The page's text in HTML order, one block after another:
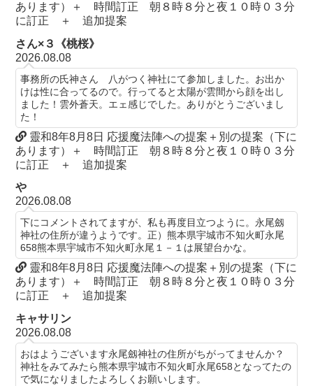
あります）＋ 時間訂正 朝８時８分と夜１０時０３分
に訂正 ＋ 追加提案
さん×３《桃桜》
2026.08.08
事務所の氏神さん 八がつく神社にて参加しました。お出か
けは性に合ってるので。行ってると太陽が雲間から顔を出し
ました！雲外蒼天。エェ感じでした。ありがとうございまし
た！
靈和8年8月8日 応援魔法陣への提案＋別の提案（下に
あります）＋ 時間訂正 朝８時８分と夜１０時０３分
に訂正 ＋ 追加提案
や
2026.08.08
下にコメントされてますが、私も再度目立つように。永尾劔
神社の住所が違うようです。正）熊本県宇城市不知火町永尾
658熊本県宇城市不知火町永尾１－１は展望台かな。
靈和8年8月8日 応援魔法陣への提案＋別の提案（下に
あります）＋ 時間訂正 朝８時８分と夜１０時０３分
に訂正 ＋ 追加提案
キャサリン
2026.08.08
おはようございます永尾劔神社の住所がちがってませんか？
神社をみてみたら熊本県宇城市不知火町永尾658となってたの
で気になりましたよろしくお願いします。